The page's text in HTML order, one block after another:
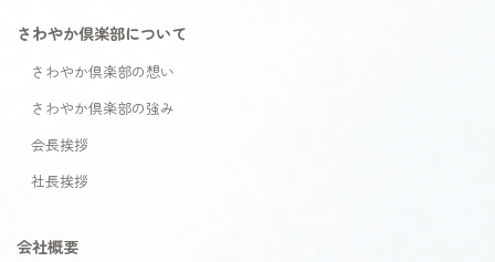
さわやか倶楽部について
さわやか倶楽部の想い
さわやか倶楽部の強み
会長挨拶
社長挨拶
会社概要